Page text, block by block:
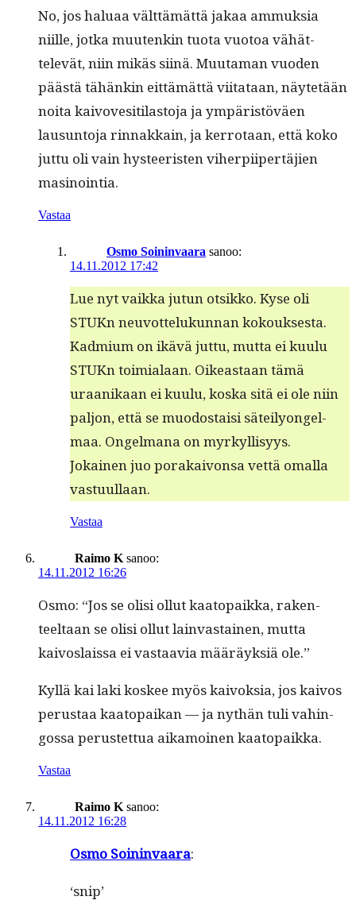
No, jos halu­aa vält­tämät­tä jakaa ammuk­sia
niille, jot­ka muutenkin tuo­ta vuo­toa vähät­
televät, niin mikäs siinä. Muu­ta­man vuo­den
päästä tähänkin eit­tämät­tä viitataan, näytetään
noi­ta kaivovesi­ti­las­to­ja ja ympäristöväen
lausun­to­ja rin­nakkain, ja ker­ro­taan, että koko
jut­tu oli vain hys­teeris­ten viher­pi­ipertäjien
masinointia.
Vastaa
Osmo Soininvaara sanoo:
14.11.2012 17:42
Lue nyt vaik­ka jutun otsikko. Kyse oli
STUKn neu­vot­telukun­nan kok­ouk­ses­ta.
Kad­mi­um on ikävä jut­tu, mut­ta ei kuu­lu
STUKn toimi­alaan. Oikeas­t­aan tämä
uraanikaan ei kuu­lu, kos­ka sitä ei ole niin
paljon, että se muo­dostaisi säteily­on­gel­
maa. Ongel­mana on myrkyl­lisyys.
Jokainen juo porakaivon­sa vet­tä oma­l­la
vastuullaan.
Vastaa
Raimo K sanoo:
14.11.2012 16:26
Osmo: “Jos se olisi ollut kaatopaik­ka, rak­en­
teeltaan se olisi ollut lain­vas­tainen, mut­ta
kaivoslais­sa ei vas­taavia määräyk­siä ole.”
Kyl­lä kai laki kos­kee myös kai­vok­sia, jos kaivos
perus­taa kaatopaikan — ja nythän tuli vahin­
gos­sa perustet­tua aikamoinen kaatopaikka.
Vastaa
Raimo K sanoo:
14.11.2012 16:28
Osmo Soin­in­vaara:
‘snip’